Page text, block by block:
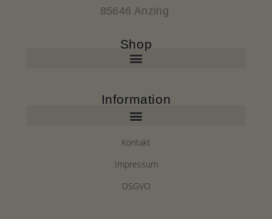
85646 Anzing
Shop
Information
Kontakt
Impressum
DSGVO